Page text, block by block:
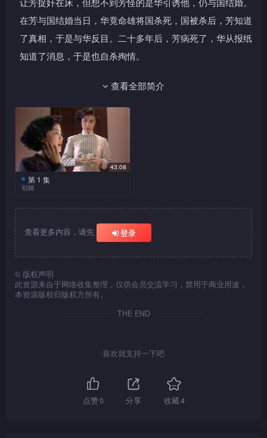
在芳与国结婚当日，华竟命雄将国杀死，国被杀后，芳知道
了真相，于是与华反目。二十多年后，芳病死了，华从报纸
知道了消息，于是也自杀殉情。
查看全部简介
43:08
第 1 集
别姬
便失踪，于是华独自生活，沦
落风尘，成为妓女。她有个很
芳，她们是同乡，华其实爱上
了芳，想与芳同性恋，但芳已
有个未婚夫国，华大为妒忌。
华不惜色诱国上床，国是个老
的是华引诱他，仍与国结婚。
将国杀死，国被杀后，芳知道
了真相，于是与华反目。二十
多年后，芳病死了，华从报纸
查看更多内容，请先 登录
© 版权声明
此资源来自于网络收集整理，仅供会员交流学习，禁用于商业用途，
本资源版权归版权方所有。
THE END
喜欢就支持一下吧
点赞0 分享 收藏4